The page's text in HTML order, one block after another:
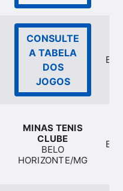
CONSULTE
A TABELA
DOS
JOGOS
MINAS TENIS
CLUBE
BELO
HORIZONTE/MG